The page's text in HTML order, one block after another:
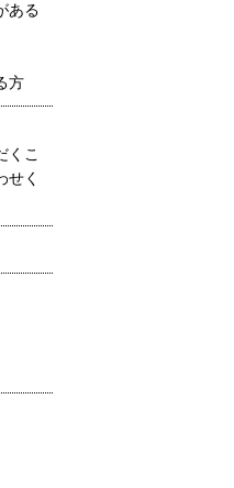
ある
方
くこ
せく